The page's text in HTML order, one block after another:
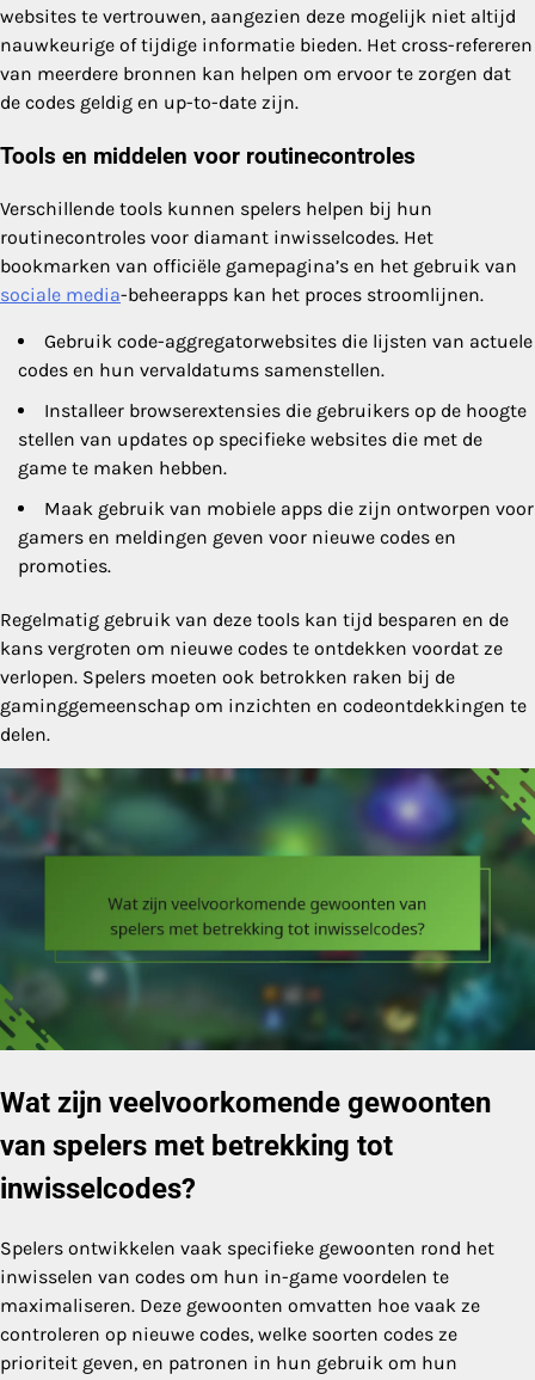
websites te vertrouwen, aangezien deze mogelijk niet altijd
nauwkeurige of tijdige informatie bieden. Het cross-refereren
van meerdere bronnen kan helpen om ervoor te zorgen dat
de codes geldig en up-to-date zijn.
Tools en middelen voor routinecontroles
Verschillende tools kunnen spelers helpen bij hun
routinecontroles voor diamant inwisselcodes. Het
bookmarken van officiële gamepagina’s en het gebruik van
sociale media-beheerapps kan het proces stroomlijnen.
Gebruik code-aggregatorwebsites die lijsten van actuele
codes en hun vervaldatums samenstellen.
Installeer browserextensies die gebruikers op de hoogte
stellen van updates op specifieke websites die met de
game te maken hebben.
Maak gebruik van mobiele apps die zijn ontworpen voor
gamers en meldingen geven voor nieuwe codes en
promoties.
Regelmatig gebruik van deze tools kan tijd besparen en de
kans vergroten om nieuwe codes te ontdekken voordat ze
verlopen. Spelers moeten ook betrokken raken bij de
gaminggemeenschap om inzichten en codeontdekkingen te
delen.
Wat zijn veelvoorkomende gewoonten
van spelers met betrekking tot
inwisselcodes?
Spelers ontwikkelen vaak specifieke gewoonten rond het
inwisselen van codes om hun in-game voordelen te
maximaliseren. Deze gewoonten omvatten hoe vaak ze
controleren op nieuwe codes, welke soorten codes ze
prioriteit geven, en patronen in hun gebruik om hun